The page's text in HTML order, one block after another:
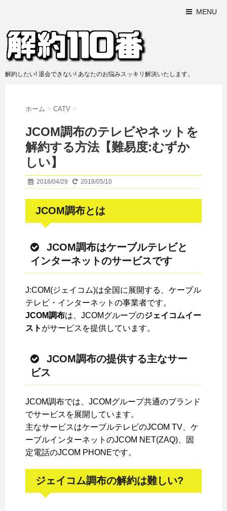
MENU
解約したい! 退会できない! あなたのお悩みスッキリ解決いたします。
ホーム > CATV >
JCOM調布のテレビやネットを
解約する方法【難易度:むずか
しい】
2018/04/29 2018/05/10
JCOM調布とは
JCOM調布はケーブルテレビと
インターネットのサービスです
J:COM(ジェイコム)は全国に展開する、ケーブル
テレビ・インターネットの事業者です。
JCOM調布は、JCOMグループのジェイコムイー
スト がサービスを提供しています。
JCOM調布の提供する主なサー
ビス
JCOM調布では、JCOMグループ共通のブランド
でサービスを展開しています。
主なサービスはケーブルテレビのJCOM TV、ケ
ーブルインターネットのJCOM NET(ZAQ)、固
定電話のJCOM PHONEです。
ジェイコム調布の解約は難しい?